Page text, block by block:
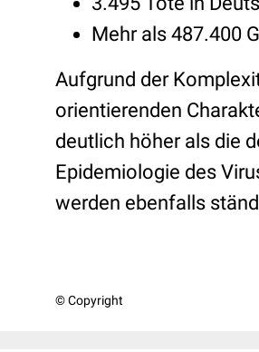
Mehr als 487.400
Aufgrund der
orientierenden
deutlich höher als die
Epidemiologie des
werden ebenfalls
© Copyright